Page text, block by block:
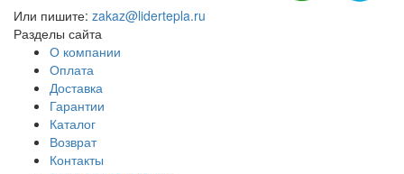
Или пишите: zakaz@lidertepla.ru
Разделы сайта
О компании
Оплата
Доставка
Гарантии
Каталог
Возврат
Контакты